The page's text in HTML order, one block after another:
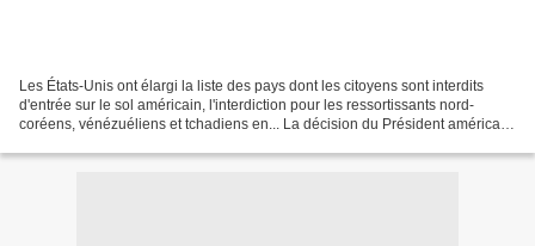
Les États-Unis ont élargi la liste des pays dont les citoyens sont interdits
d'entrée sur le sol américain, l'interdiction pour les ressortissants nord-
coréens, vénézuéliens et tchadiens en... La décision du Président américain